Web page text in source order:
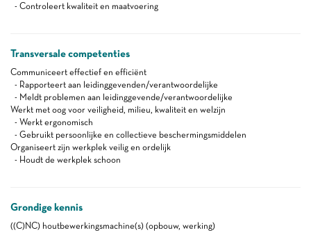
- Controleert kwaliteit en maatvoering
Transversale competenties
Communiceert effectief en efficiënt
- Rapporteert aan leidinggevenden/verantwoordelijke
- Meldt problemen aan leidinggevende/verantwoordelijke
Werkt met oog voor veiligheid, milieu, kwaliteit en welzijn
- Werkt ergonomisch
- Gebruikt persoonlijke en collectieve beschermingsmiddelen
Organiseert zijn werkplek veilig en ordelijk
- Houdt de werkplek schoon
Grondige kennis
((C)NC) houtbewerkingsmachine(s) (opbouw, werking)